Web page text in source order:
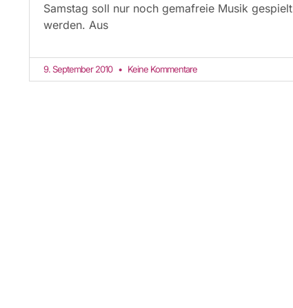
Samstag soll nur noch gemafreie Musik gespielt
werden. Aus
9. September 2010 Keine Kommentare